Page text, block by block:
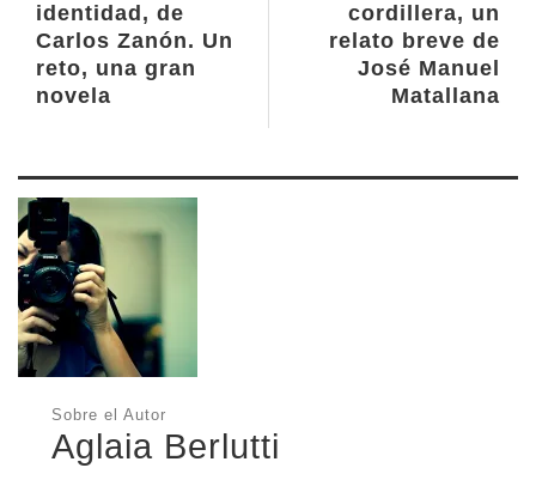
cordillera, un
relato breve de
José Manuel
Matallana
identidad, de
Carlos Zanón. Un
reto, una gran
novela
Sobre el Autor
Aglaia Berlutti